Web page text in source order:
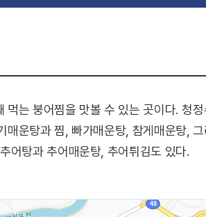
먹는 붕어찜을 맛볼 수 있는 곳이다.
매운탕과 찜, 빠가매운탕, 참게매운탕,
어탕과 추어매운탕, 추어튀김도 있다.